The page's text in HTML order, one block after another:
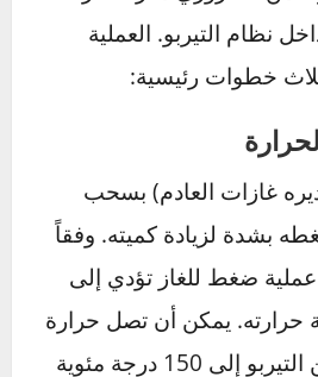
شرح
من الضروري معرفة الرحلة
نظام التيربو. العملية
خطوات رئيسية: